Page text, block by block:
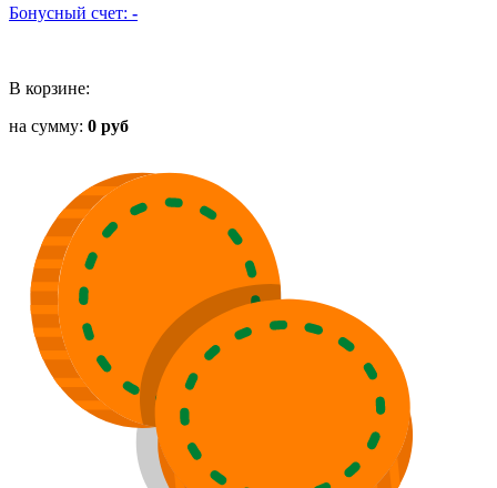
Бонусный счет: -
В корзине:
на сумму: 0 руб